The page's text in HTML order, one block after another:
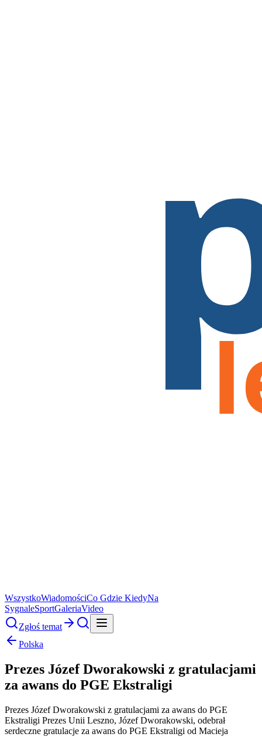
WszystkoWiadomościCo Gdzie KiedyNa
SygnaleSportGaleriaVideo
Zgłoś temat
Polska
Prezes Józef Dworakowski z gratulacjami
za awans do PGE Ekstraligi
Prezes Józef Dworakowski z gratulacjami za awans do PGE
Ekstraligi Prezes Unii Leszno, Józef Dworakowski, odebrał
serdeczne gratulacje za awans do PGE Ekstraligi od Macieja